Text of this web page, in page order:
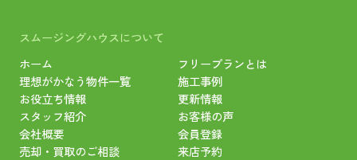
スムージングハウスについて
ホーム
フリープランとは
理想がかなう物件一覧
施工事例
お役立ち情報
更新情報
スタッフ紹介
お客様の声
会社概要
会員登録
売却・買取のご相談
来店予約